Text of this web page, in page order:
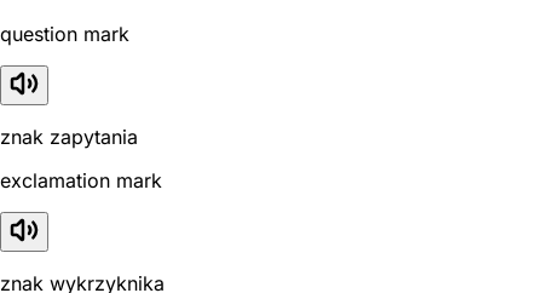
question mark
znak zapytania
exclamation mark
znak wykrzyknika